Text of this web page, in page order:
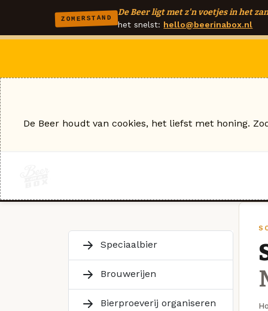
ZOMERSTAND
De Beer ligt met z'n voetjes in het
het snelst: hello@beerinabox.nl
Speciaalbier
Brouwerijen
Bierproeverij organiseren
De Beer houdt van cookies, het liefst met honing.